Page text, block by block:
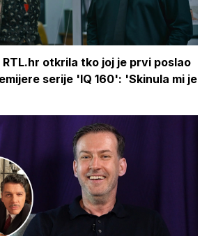
RTL.hr otkrila tko joj je prvi poslao
serije 'IQ 160': 'Skinula mi je